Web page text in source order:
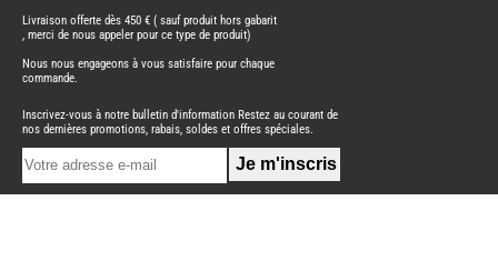
OCCASION
CARADO
NEUFS
FOURGON
BENIMAR
FOURGON
Livraison offerte dès 450 € ( sauf produit hors gabarit
, merci de nous appeler pour ce type de produit)
Nous nous engageons à vous satisfaire pour chaque
commande.
Inscrivez-vous à notre bulletin d'information Restez au courant de
nos dernières promotions, rabais, soldes et offres spéciales.